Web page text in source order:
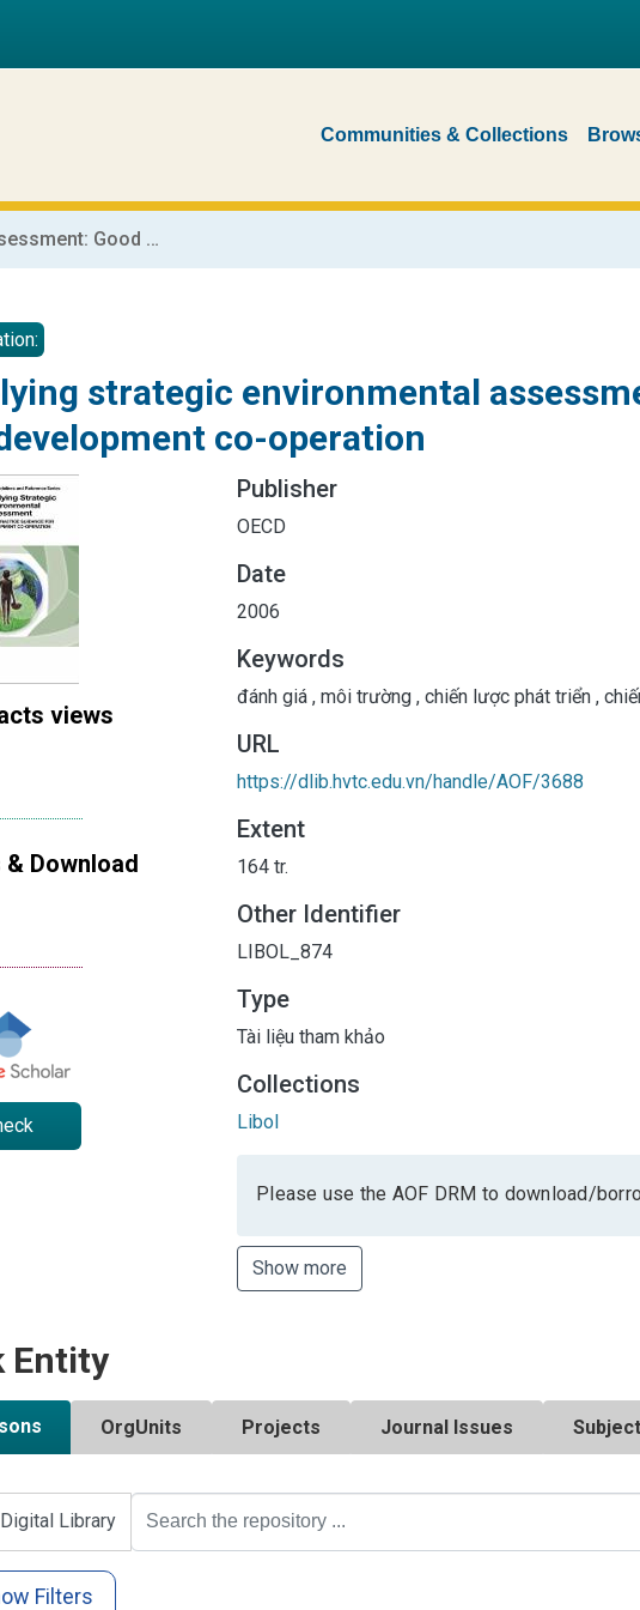
Communities & Collections
Applying strategic environmental assessment: Good practice guidance for development co-operation
strategic environmental
co-operation
views
& Download
Publisher
OECD
Date
2006
Keywords
đánh giá , môi trường , chiến lược phát triển ,
URL
https://dlib.hvtc.edu.vn/handle/AOF/3688
Extent
164 tr.
Other Identifier
LIBOL_874
Type
Tài liệu tham khảo
Collections
Libol
Please use the AOF DRM to download/
Show more
Entity
OrgUnits Projects Journal Issues
Library
Filters